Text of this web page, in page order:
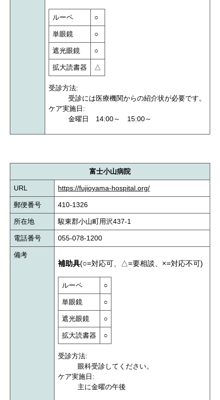
ルーペ ○
単眼鏡 ○
遮光眼鏡 ○
拡大読書器 △
受診方法:
受診には医療機関からの紹介状が必要です。
ケア実施日:
金曜日 14:00～ 15:00～
富士小山病院
URL https://fujioyama-hospital.org/
郵便番号 410-1326
所在地 駿東郡小山町用沢437-1
電話番号 055-078-1200
備考
補助具(○=対応可、△=要相談、×=対応不可)
ルーペ ○
単眼鏡 ○
遮光眼鏡 ○
拡大読書器 ○
受診方法:
眼科受診してください。
ケア実施日:
主に金曜の午後